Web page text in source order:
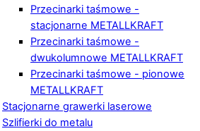
Przecinarki taśmowe -
stacjonarne METALLKRAFT
Przecinarki taśmowe -
dwukolumnowe METALLKRAFT
Przecinarki taśmowe - pionowe
METALLKRAFT
Stacjonarne grawerki laserowe
Szlifierki do metalu